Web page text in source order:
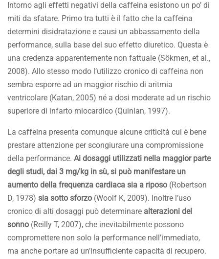
Intorno agli effetti negativi della caffeina esistono un po’ di
miti da sfatare. Primo tra tutti è il fatto che la caffeina
determini disidratazione e causi un abbassamento della
performance, sulla base del suo effetto diuretico. Questa è
una credenza apparentemente non fattuale (Sökmen, et al.,
2008). Allo stesso modo l’utilizzo cronico di caffeina non
sembra esporre ad un maggior rischio di aritmia
ventricolare (Katan, 2005) né a dosi moderate ad un rischio
superiore di infarto miocardico (Quinlan, 1997).
La caffeina presenta comunque alcune criticità cui è bene
prestare attenzione per scongiurare una compromissione
della performance. Ai dosaggi utilizzati nella maggior parte
degli studi, dai 3 mg/kg in sù, si può manifestare un
aumento della frequenza cardiaca sia a riposo (Robertson
D, 1978) sia sotto sforzo (Woolf K, 2009). Inoltre l’uso
cronico di alti dosaggi può determinare alterazioni del
sonno (Reilly T, 2007), che inevitabilmente possono
compromettere non solo la performance nell’immediato,
ma anche portare ad un’insufficiente capacità di recupero.